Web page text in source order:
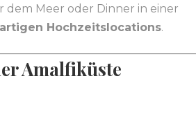
dem Meer oder Dinner in einer
Hochzeitslocations.
Amalfiküste